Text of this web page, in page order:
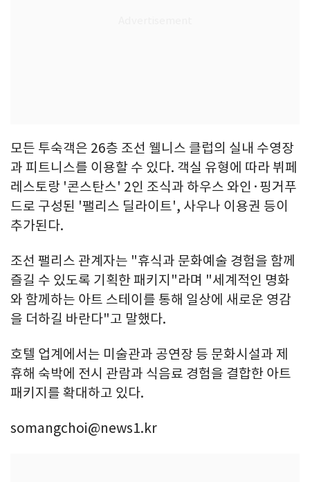
모든 투숙객은 26층 조선 웰니스 클럽의 실내 수영장
과 피트니스를 이용할 수 있다. 객실 유형에 따라 뷔페
레스토랑 '콘스탄스' 2인 조식과 하우스 와인·핑거푸
드로 구성된 '팰리스 딜라이트', 사우나 이용권 등이
추가된다.
조선 팰리스 관계자는 "휴식과 문화예술 경험을 함께
즐길 수 있도록 기획한 패키지"라며 "세계적인 명화
와 함께하는 아트 스테이를 통해 일상에 새로운 영감
을 더하길 바란다"고 말했다.
호텔 업계에서는 미술관과 공연장 등 문화시설과 제
휴해 숙박에 전시 관람과 식음료 경험을 결합한 아트
패키지를 확대하고 있다.
somangchoi@news1.kr